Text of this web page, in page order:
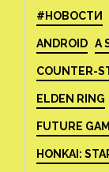
#НОВОСТИ
ANDROID A
COUNTER-
ELDEN RING
FUTURE
HONKAI: